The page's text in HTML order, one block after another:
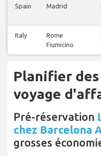
Spain Madrid
Italy
Rome
Fiumicino
Planifier des
voyage
Pré-réservation
chez Barcelona
grosses